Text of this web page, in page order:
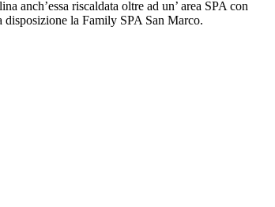
anch’essa riscaldata oltre ad un’ area SPA con
la Family SPA San Marco.